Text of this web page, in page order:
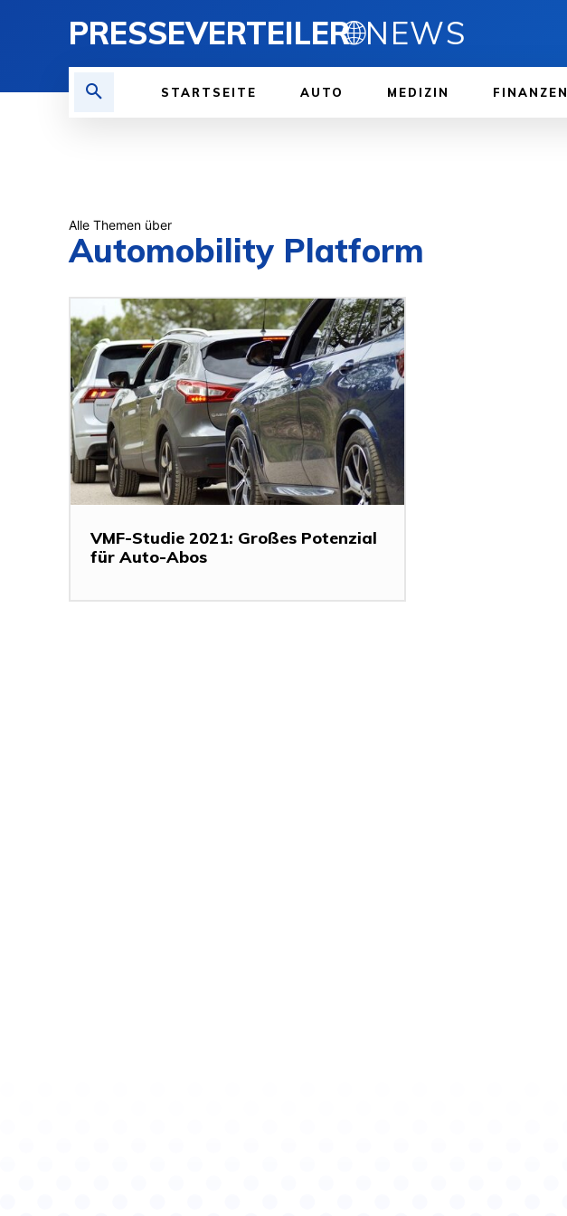
PRESSEVERTEILER🌐NEWS
STARTSEITE AUTO MEDIZIN FINANZEN
Alle Themen über
Automobility Platform
VMF-Studie 2021: Großes Potenzial
für Auto-Abos